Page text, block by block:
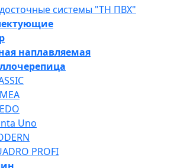
системы "ТН ПВХ"
наплавляемая
Uno
PROFI